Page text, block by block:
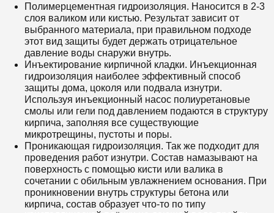
Полимерцементная гидроизоляция. Наносится в 2-3
слоя валиком или кистью. Результат зависит от
выбранного материала, при правильном подходе
этот вид защиты будет держать отрицательное
давление воды снаружи внутрь.
Инъектирование кирпичной кладки. Инъекционная
гидроизоляция наиболее эффективный способ
защиты дома, цоколя или подвала изнутри.
Используя инъекционный насос полиуретановые
смолы или гели под давлением подаются в структуру
кирпича, заполняя все существующие
микротрещины, пустоты и поры.
Проникающая гидроизоляция. Так же подходит для
проведения работ изнутри. Состав намазывают на
поверхность с помощью кисти или валика в
сочетании с обильным увлажнением основания. При
проникновении внутрь структуры бетона или
кирпича, состав образует что-то по типу